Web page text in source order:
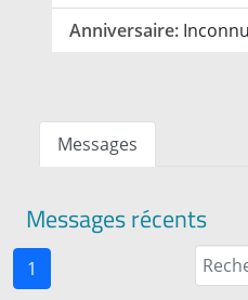
Anniversaire: Inconnu
Messages
Messages récents
1